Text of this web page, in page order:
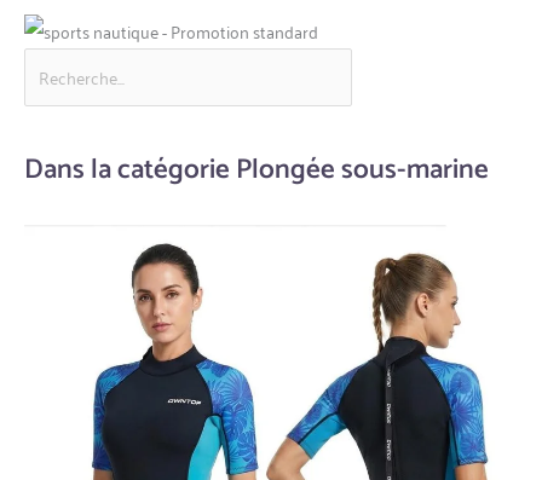
Dans la catégorie Plongée sous-marine